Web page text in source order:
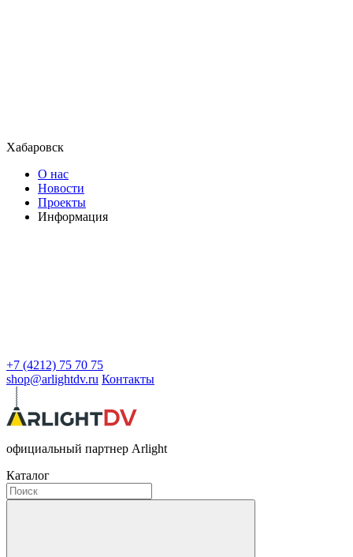
Хабаровск
О нас
Новости
Проекты
Информация
+7 (4212) 75 70 75
shop@arlightdv.ru Контакты
официальный партнер Arlight
Каталог